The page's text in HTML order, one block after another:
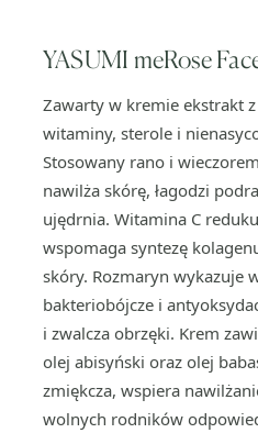
YASUMI meRose
Zawarty w kremie ekstrakt
witaminy, sterole i
Stosowany rano i
nawilża skórę, łagodzi
ujędrnia. Witamina C
wspomaga syntezę
skóry. Rozmaryn wykazuje
bakteriobójcze i
i zwalcza obrzęki. Krem
olej abisyński oraz olej
zmiękcza, wspiera
wolnych rodników